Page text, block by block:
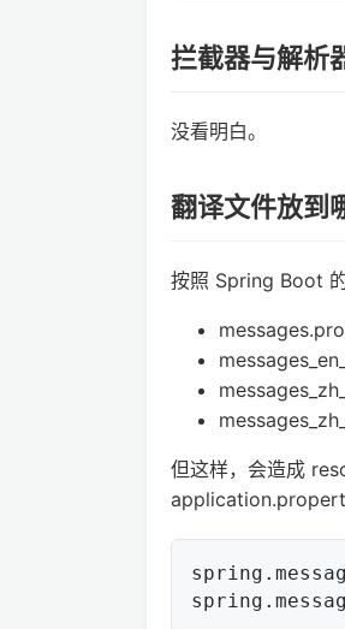
拦截器与解析
没看明白。
翻译文件放到
按照 Spring Boot
但这样，会造成